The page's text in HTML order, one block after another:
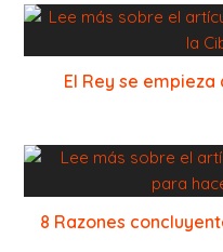
El Rey se
8 Razones